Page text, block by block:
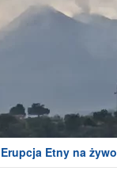
Erupcja Etny na żywo